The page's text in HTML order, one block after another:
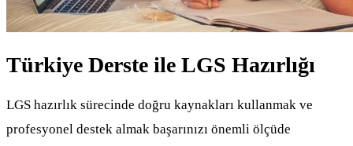
Türkiye Derste ile LGS Hazırlığı
LGS hazırlık sürecinde doğru kaynakları kullanmak ve
profesyonel destek almak başarınızı önemli ölçüde